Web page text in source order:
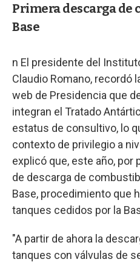
Primera descarga de
Base
n El presidente del
Claudio Romano, recordó
web de Presidencia que
integran el Tratado
estatus de consultivo, lo
contexto de privilegio a
explicó que, este año, por
de descarga de
Base, procedimiento que
tanques cedidos por la
"A partir de ahora la
tanques con válvulas de